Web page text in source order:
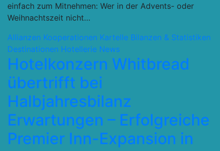
einfach zum Mitnehmen: Wer in der Advents- oder
Weihnachtszeit nicht…
Allianzen Kooperationen Kartelle Bilanzen & Statistiken
Destinationen Hotellerie News
Hotelkonzern Whitbread
übertrifft bei
Halbjahresbilanz
Erwartungen – Erfolgreiche
Premier Inn-Expansion in